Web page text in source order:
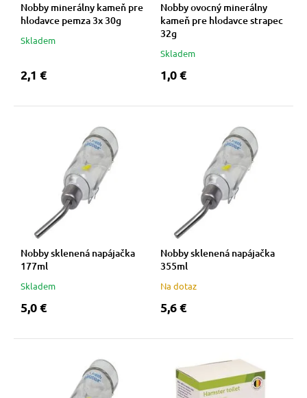
Nobby minerálny kameň pre
hlodavce pemza 3x 30g
Skladem
2,1 €
Nobby ovocný minerálny
kameň pre hlodavce strapec
32g
Skladem
1,0 €
Nobby sklenená napájačka
177ml
Skladem
5,0 €
Nobby sklenená napájačka
355ml
Na dotaz
5,6 €